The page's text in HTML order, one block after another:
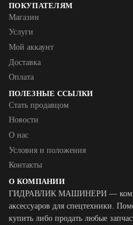
ПОКУПАТЕЛЯМ
Магазин
Услуги
Мой аккаунт
Доставка
Оплата
ПОЛЕЗНЫЕ ССЫЛКИ
Стать продавцом
Новости
О нас
Условия и положения
Контакты
О КОМПАНИИ
ГИДРАВЛИК МАШИНЕРИ —
аксессуаров для спецтехники.
купить либо продать любые